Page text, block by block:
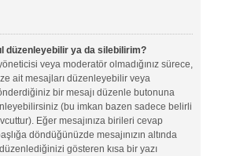
düzenleyebilir ya da silebilirim?
veya moderatör olmadığınız sürece,
ait mesajları düzenleyebilir veya
bir mesajı düzenle butonuna
(bu imkan bazen sadece belirli
Eğer mesajınıza birileri cevap
döndüğünüzde mesajınızın altında
gösteren kısa bir yazı